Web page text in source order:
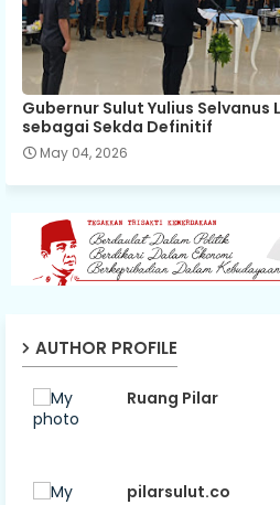
Gubernur Sulut Yulius
sebagai Sekda Definitif
May 04, 2026
AUTHOR PROFILE
Ruang Pilar
pilarsulut.co